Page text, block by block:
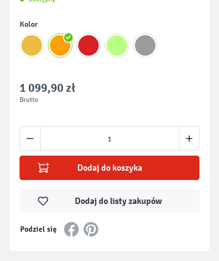
Wybierz
Kolor
1 099,90 zł
Brutto
Ilość produktu: Wprowadź żądaną ilość
Dodaj do koszyka
Podziel się
Dodaj do listy zakupów